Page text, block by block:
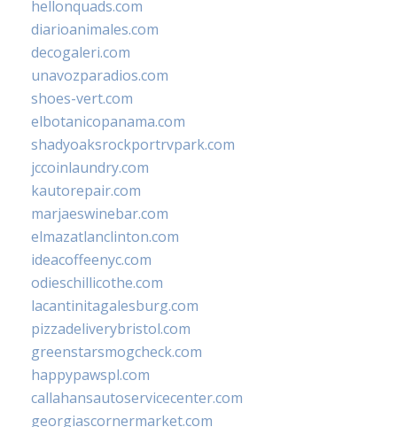
hellonquads.com
diarioanimales.com
decogaleri.com
unavozparadios.com
shoes-vert.com
elbotanicopanama.com
shadyoaksrockportrvpark.com
jccoinlaundry.com
kautorepair.com
marjaeswinebar.com
elmazatlanclinton.com
ideacoffeenyc.com
odieschillicothe.com
lacantinitagalesburg.com
pizzadeliverybristol.com
greenstarsmogcheck.com
happypawspl.com
callahansautoservicecenter.com
georgiascornermarket.com